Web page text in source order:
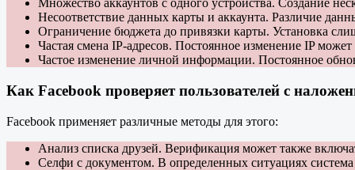
Множество аккаунтов с одного устройства. Создание
Несоответствие данных карты и аккаунта. Различие
Ограничение бюджета до привязки карты. Установка
Частая смена IP-адресов. Постоянное изменение IP
Частое изменение личной информации. Постоянное
Как Facebook проверяет пользователей с
Facebook применяет различные методы для этого:
Анализ списка друзей. Верификация может также
Селфи с документом. В определенных ситуациях